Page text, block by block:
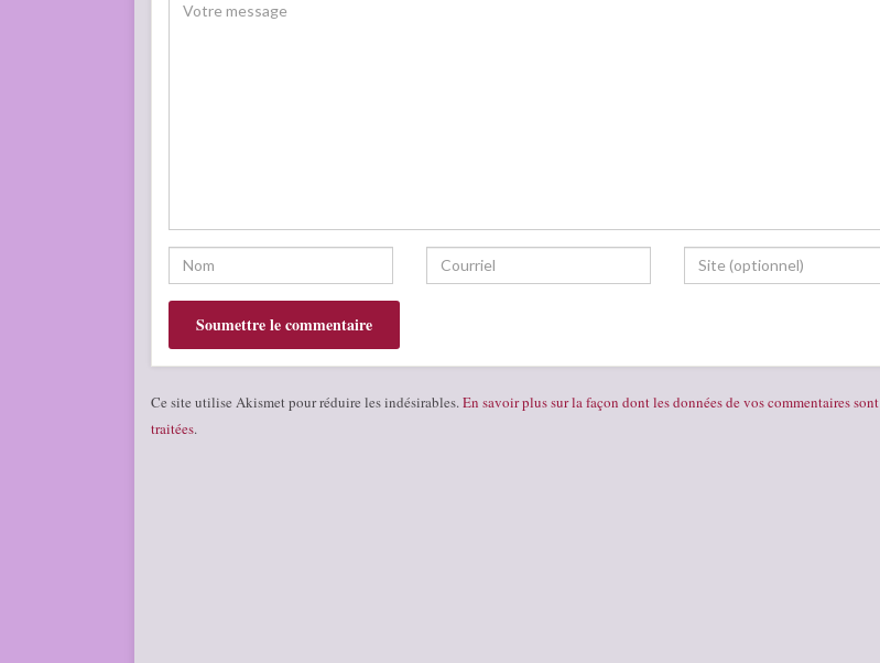
Ce site utilise Akismet pour réduire les indésirables. En savoir plus sur la façon dont les données de vos commentaires sont
traitées.